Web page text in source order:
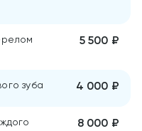
5 500 ₽
зуба 4 000 ₽
8 000 ₽